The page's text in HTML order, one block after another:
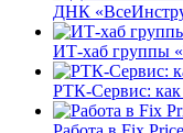
ДНК
ИТ-хаб группы
РТК-Сервис: как